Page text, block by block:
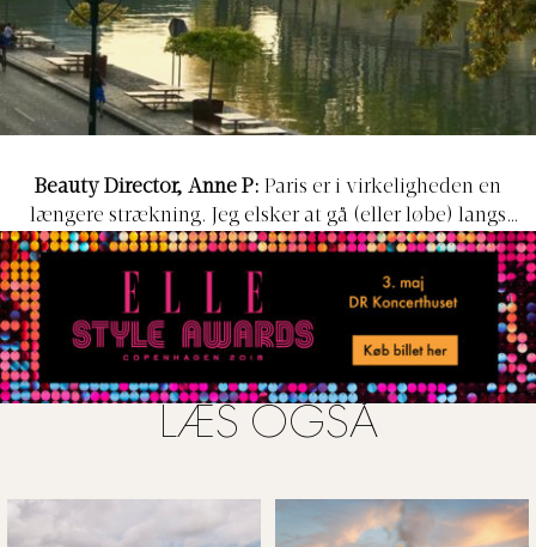
Beauty Director, Anne P: Paris er i virkeligheden en
længere strækning. Jeg elsker at gå (eller løbe) langs
Seinen og særligt nu, når hvor farverne er så magiske. Det
er virkelig noget helt særligt med den grandiøse arkitektur
og det liv, der findes langs Seinen.
LÆS OGSÅ